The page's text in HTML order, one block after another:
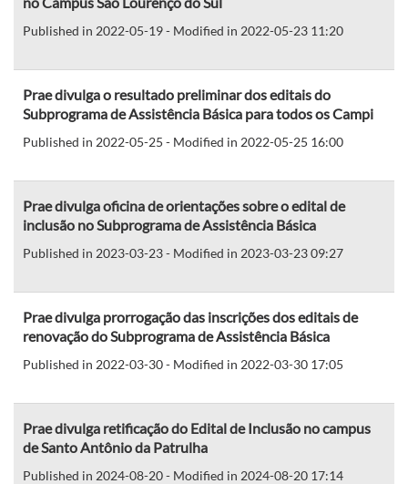
Published in 2022-05-19 - Modified in 2022-05-23 11:20
Prae divulga o resultado preliminar dos editais do
Subprograma de Assistência Básica para todos os Campi
Published in 2022-05-25 - Modified in 2022-05-25 16:00
Prae divulga oficina de orientações sobre o edital de
inclusão no Subprograma de Assistência Básica
Published in 2023-03-23 - Modified in 2023-03-23 09:27
Prae divulga prorrogação das inscrições dos editais de
renovação do Subprograma de Assistência Básica
Published in 2022-03-30 - Modified in 2022-03-30 17:05
Prae divulga retificação do Edital de Inclusão no campus
de Santo Antônio da Patrulha
Published in 2024-08-20 - Modified in 2024-08-20 17:14